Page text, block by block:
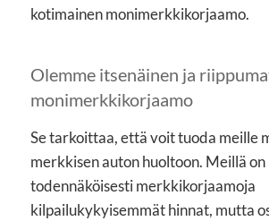
kotimainen monimerkkikorjaamo.
Olemme itsenäinen ja
monimerkkikorjaamo
Se tarkoittaa, että voit tuoda meille
merkkisen auton huoltoon. Meillä on
todennäköisesti merkkikorjaamoja
kilpailukykyisemmät hinnat, mutta